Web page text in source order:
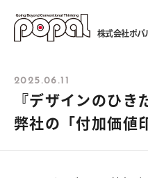
株式会社ポパ
2025.06.11
『デザインのひき
弊社の「付加価値